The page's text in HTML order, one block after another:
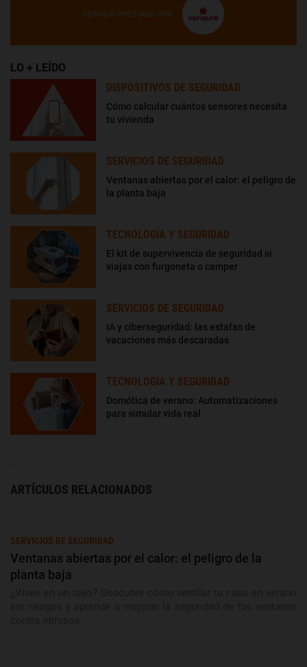
LO + LEÍDO
DISPOSITIVOS DE SEGURIDAD
Cómo calcular cuántos sensores necesita
tu vivienda
SERVICIOS DE SEGURIDAD
Ventanas abiertas por el calor: el peligro de
la planta baja
TECNOLOGÍA Y SEGURIDAD
El kit de supervivencia de seguridad si
viajas con furgoneta o camper
SERVICIOS DE SEGURIDAD
IA y ciberseguridad: las estafas de
vacaciones más descaradas
TECNOLOGÍA Y SEGURIDAD
Domótica de verano: Automatizaciones
para simular vida real
ARTÍCULOS RELACIONADOS
SERVICIOS DE SEGURIDAD
Ventanas abiertas por el calor: el peligro de la
planta baja